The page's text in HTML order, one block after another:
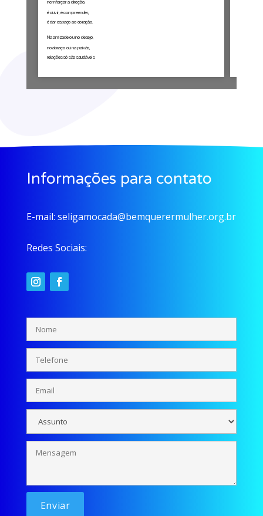
Informações para contato
E-mail: seligamocada@bemquerermulher.org.br
Redes Sociais: